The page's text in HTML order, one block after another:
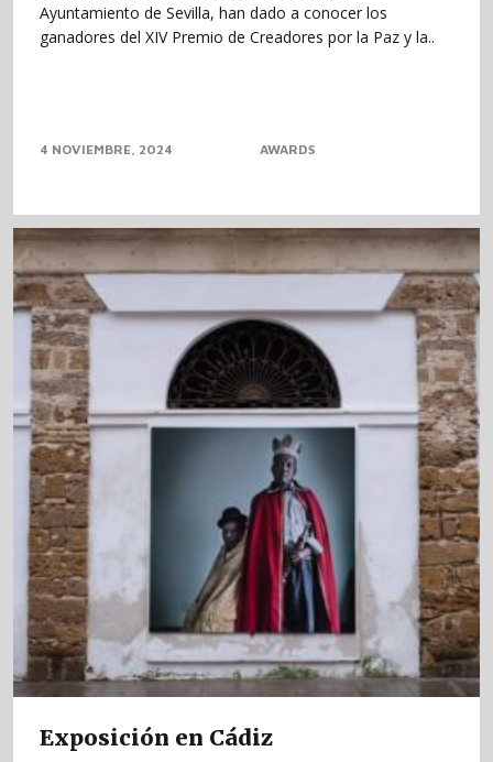
Ayuntamiento de Sevilla, han dado a conocer los
ganadores del XIV Premio de Creadores por la Paz y la..
4 NOVIEMBRE, 2024 AWARDS
Exposición en Cádiz